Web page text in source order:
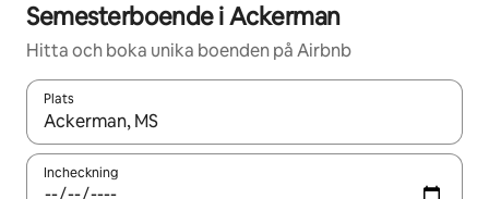
Semesterboende i Ackerman
Hitta och boka unika boenden på Airbnb
Plats
När resultaten är tillgängliga kan du navigera med upp- och
Incheckning